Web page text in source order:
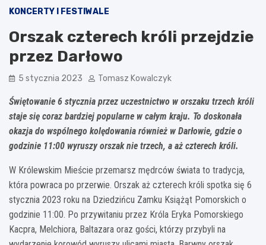
KONCERTY I FESTIWALE
Orszak czterech króli przejdzie
przez Darłowo
5 stycznia 2023 Tomasz Kowalczyk
Świętowanie 6 stycznia przez uczestnictwo w orszaku trzech króli
staje się coraz bardziej popularne w całym kraju. To doskonała
okazja do wspólnego kolędowania również w Darłowie, gdzie o
godzinie 11:00 wyruszy orszak nie trzech, a aż czterech króli.
W Królewskim Mieście przemarsz mędrców świata to tradycja,
która powraca po przerwie. Orszak aż czterech króli spotka się 6
stycznia 2023 roku na Dziedzińcu Zamku Książąt Pomorskich o
godzinie 11:00. Po przywitaniu przez Króla Eryka Pomorskiego
Kacpra, Melchiora, Baltazara oraz gości, którzy przybyli na